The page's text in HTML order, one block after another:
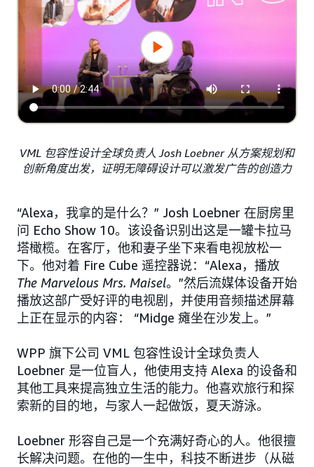
VML 包容性设计全球负责人 Josh Loebner 从方案规划和
创新角度出发，证明无障碍设计可以激发广告的创造力
“Alexa，我拿的是什么？” Josh Loebner 在厨房里
问 Echo Show 10。该设备识别出这是一罐卡拉马
塔橄榄。在客厅，他和妻子坐下来看电视放松一
下。他对着 Fire Cube 遥控器说：“Alexa，播放
The Marvelous Mrs. Maisel。”然后流媒体设备开始
播放这部广受好评的电视剧，并使用音频描述屏幕
上正在显示的内容： “Midge 瘫坐在沙发上。”
WPP 旗下公司 VML 包容性设计全球负责人
Loebner 是一位盲人，他使用支持 Alexa 的设备和
其他工具来提高独立生活的能力。他喜欢旅行和探
索新的目的地，与家人一起做饭，夏天游泳。
Loebner 形容自己是一个充满好奇心的人。他很擅
长解决问题。在他的一生中，科技不断进步（从磁